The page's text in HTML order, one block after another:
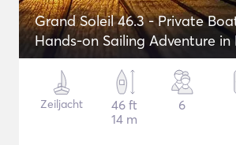
Grand Soleil 46.3 - Private
Hands-on Sailing Adventure in
Zeiljacht
46 ft
14 m
6